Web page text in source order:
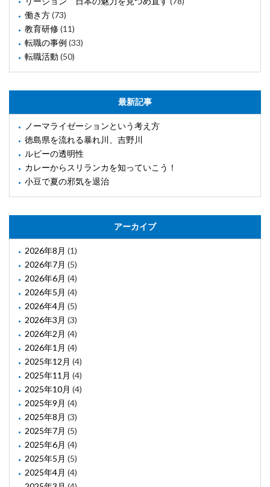
働き方(73)
教育研修(11)
転職の事例 (33)
転職活動 (50)
最新記事
ノーマライゼーションという考え方
徳島県を流れる暴れ川、吉野川
ルビーの透明性
カレーからスリランカを知っていこう！
小豆で夏の邪気を退治
アーカイブ
2026年8月 (1)
2026年7月 (5)
2026年6月 (4)
2026年5月 (4)
2026年4月 (5)
2026年3月 (3)
2026年2月 (4)
2026年1月 (4)
2025年12月 (4)
2025年11月 (4)
2025年10月 (4)
2025年9月 (4)
2025年8月 (3)
2025年7月 (5)
2025年6月 (4)
2025年5月 (5)
2025年4月 (4)